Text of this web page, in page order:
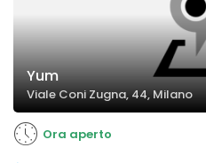
Yum
Viale Coni Zugna, 44, Milano
Ora aperto